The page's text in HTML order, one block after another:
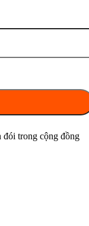
đói trong cộng đồng